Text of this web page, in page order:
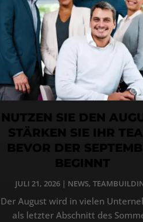
NUTZEN SIE DEN
STÄRKEN SIE IHR
BEVOR DER
BEGINNT
JULI 21, 2026 | NEWS,
Der August wird in vielen
als letzter Abschnitt des